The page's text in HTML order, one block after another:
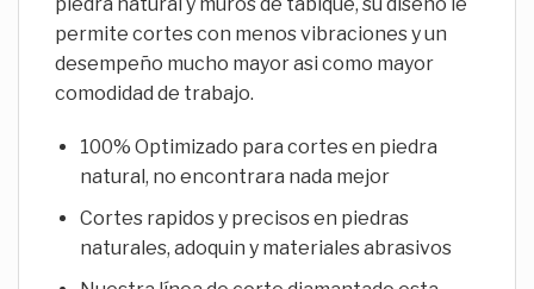
permite cortes con menos vibraciones y un
desempeño mucho mayor asi como mayor
comodidad de trabajo.
100% Optimizado para cortes en piedra
natural, no encontrara nada mejor
Cortes rapidos y precisos en piedras
naturales, adoquin y materiales abrasivos